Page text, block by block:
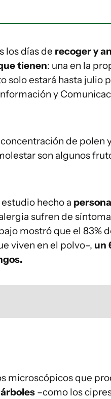
los días de recoger y
tienen: una en la
solo estará hasta julio
y
de polen
son algunos
hecho a
sufren de
mostró que el 83%
viven en el polvo–, un
microscópicos que
árboles –como los